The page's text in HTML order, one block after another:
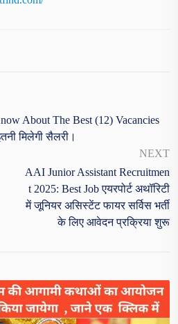
About The Best (12) Vacancies
मिलेगी सैलरी।
NEXT
AAI Junior Assistant Recruitmen
T 2025: Best Job एयरपोर्ट अथॉरिटी
में जूनियर असिस्टेंट फायर सर्विस भर्ती
के लिए आवेदन प्रक्रिया शुरू